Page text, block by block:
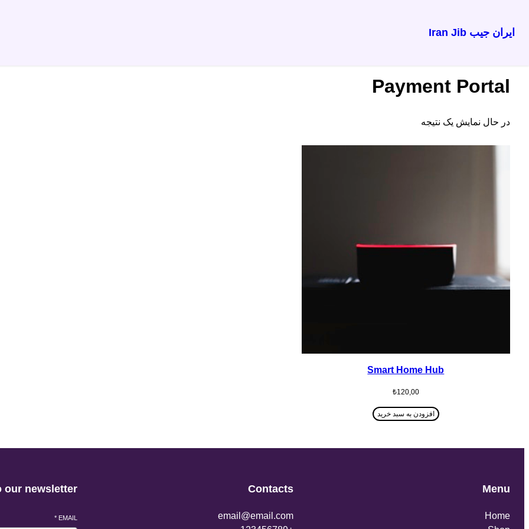
ایران جیب Iran Jib
Payment Portal
در حال نمایش یک نتیجه
Smart Home Hub
₺120,00
افزودن به سبد خرید
Menu
Home
Contacts
email@email.com
our newsletter
EMAIL
*